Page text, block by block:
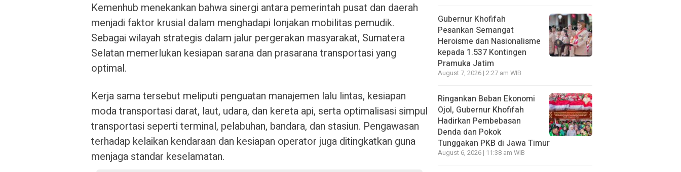
Kemenhub menekankan bahwa sinergi antara pemerintah pusat dan daerah
menjadi faktor krusial dalam menghadapi lonjakan mobilitas pemudik.
Sebagai wilayah strategis dalam jalur pergerakan masyarakat, Sumatera
Selatan memerlukan kesiapan sarana dan prasarana transportasi yang
optimal.
Kerja sama tersebut meliputi penguatan manajemen lalu lintas, kesiapan
moda transportasi darat, laut, udara, dan kereta api, serta optimalisasi simpul
transportasi seperti terminal, pelabuhan, bandara, dan stasiun. Pengawasan
terhadap kelaikan kendaraan dan kesiapan operator juga ditingkatkan guna
menjaga standar keselamatan.
Gubernur Khofifah
Pesankan Semangat
Heroisme dan Nasionalisme
kepada 1.537 Kontingen
Pramuka Jatim
August 7, 2026 | 2:27 am WIB
Ringankan Beban Ekonomi
Ojol, Gubernur Khofifah
Hadirkan Pembebasan
Denda dan Pokok
Tunggakan PKB di Jawa Timur
August 6, 2026 | 11:38 am WIB